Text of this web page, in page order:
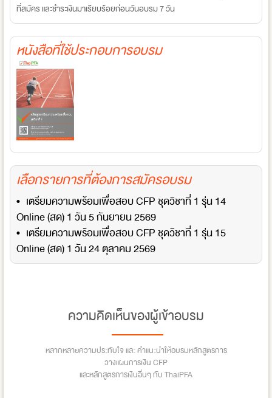
ที่สมัคร และชำระเงินมาเรียบร้อยก่อนวันอบรม 7 วัน
หนังสือที่ใช้ประกอบการอบรม
เลือกรายการที่ต้องการสมัครอบรม
• เตรียมความพร้อมเพื่อสอบ CFP ชุดวิชาที่ 1 รุ่น 14
Online (สด) 1 วัน 5 กันยายน 2569
• เตรียมความพร้อมเพื่อสอบ CFP ชุดวิชาที่ 1 รุ่น 15
Online (สด) 1 วัน 24 ตุลาคม 2569
ความคิดเห็นของผู้เข้าอบรม
หลากหลายความประทับใจ และ คำแนะนำให้อบรมหลักสูตรการ
วางแผนการเงิน CFP
และหลักสูตรการเงินอื่นๆ กับ ThaiPFA